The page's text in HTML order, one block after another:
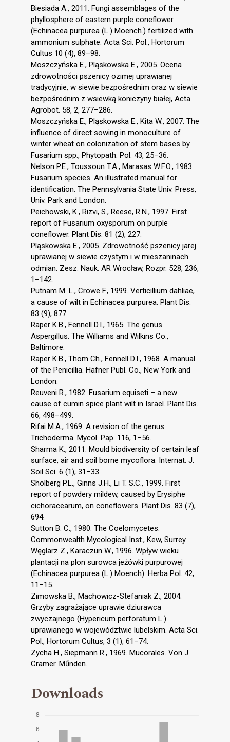
Biesiada A., 2011. Fungi assemblages of the
phyllosphere of eastern purple coneflower
(Echinacea purpurea (L.) Moench.) fertilized with
ammonium sulphate. Acta Sci. Pol., Hortorum
Cultus 10 (4), 89–98.
Moszczyńska E., Pląskowska E., 2005. Ocena
zdrowotności pszenicy ozimej uprawianej
tradycyjnie, w siewie bezpośrednim oraz w siewie
bezpośrednim z wsiewką koniczyny białej, Acta
Agrobot. 58, 2, 277–286.
Moszczyńska E., Pląskowska E., Kita W., 2007. The
influence of direct sowing in monoculture of
winter wheat on colonization of stem bases by
Fusarium spp., Phytopath. Pol. 43, 25–36.
Nelson P.E., Toussoun T.A., Marasas W.F.O., 1983.
Fusarium species. An illustrated manual for
identification. The Pennsylvania State Univ. Press,
Univ. Park and London.
Peichowski, K., Rizvi, S., Reese, R.N., 1997. First
report of Fusarium oxysporum on purple
coneflower. Plant Dis. 81 (2), 227.
Pląskowska E., 2005. Zdrowotność pszenicy jarej
uprawianej w siewie czystym i w mieszaninach
odmian. Zesz. Nauk. AR Wrocław, Rozpr. 528, 236,
1–142.
Putnam M. L., Crowe F., 1999. Verticillium dahliae,
a cause of wilt in Echinacea purpurea. Plant Dis.
83 (9), 877.
Raper K.B., Fennell D.I., 1965. The genus
Aspergillus. The Williams and Wilkins Co.,
Baltimore.
Raper K.B., Thom Ch., Fennell D.I., 1968. A manual
of the Penicillia. Hafner Publ. Co., New York and
London.
Reuveni R., 1982. Fusarium equiseti – a new
cause of cumin spice plant wilt in Israel. Plant Dis.
66, 498–499.
Rifai M.A., 1969. A revision of the genus
Trichoderma. Mycol. Pap. 116, 1–56.
Sharma K., 2011. Mould biodiversity of certain leaf
surface, air and soil borne mycoflora. Internat. J.
Soil Sci. 6 (1), 31–33.
Sholberg P.L., Ginns J.H., Li T. S.C., 1999. First
report of powdery mildew, caused by Erysiphe
cichoracearum, on coneflowers. Plant Dis. 83 (7),
694.
Sutton B. C., 1980. The Coelomycetes.
Commonwealth Mycological Inst., Kew, Surrey.
Węglarz Z., Karaczun W., 1996. Wpływ wieku
plantacji na plon surowca jeżówki purpurowej
(Echinacea purpurea (L.) Moench). Herba Pol. 42,
11–15.
Zimowska B., Machowicz-Stefaniak Z., 2004.
Grzyby zagrażające uprawie dziurawca
zwyczajnego (Hypericum perforatum L.)
uprawianego w województwie lubelskim. Acta Sci.
Pol., Hortorum Cultus, 3 (1), 61–74.
Zycha H., Siepmann R., 1969. Mucorales. Von J.
Cramer. Műnden.
Downloads